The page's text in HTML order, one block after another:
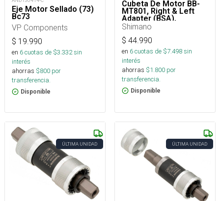
Eje Motor Sellado (73)
Bc73
VP Components
$ 19.990
en 6cuotas de $3.332sin
interés
ahorras $800 por
transferencia.
Disponible
Cubeta De Motor BB-
MT801, Right & Left
Adapter (BSA),
Bearing, Inner Cover
Shimano
$ 44.990
en 6cuotas de $7.498sin
interés
ahorras $1.800 por
transferencia.
Disponible
ÚLTIMA UNIDAD ÚLTIMA UNIDAD